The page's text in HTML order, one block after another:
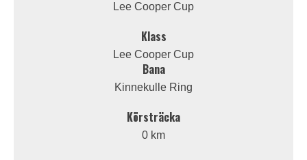
Lee Cooper Cup
Klass
Lee Cooper Cup
Bana
Kinnekulle Ring
Körsträcka
0 km